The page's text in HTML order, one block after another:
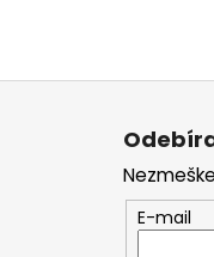
Z
E-mail